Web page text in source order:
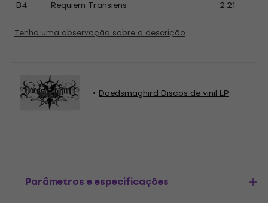
B4 Requiem Transiens 2:21
Tenho uma observação sobre a descrição
Doedsmaghird Discos de vinil LP
Parâmetros e especificações